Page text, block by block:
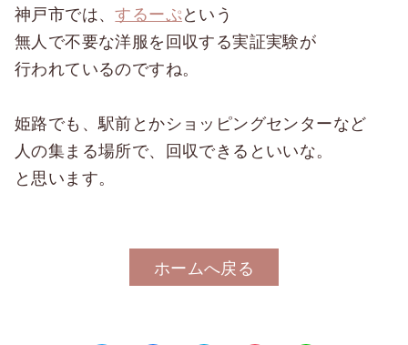
神戸市では、するーぷという
無人で不要な洋服を回収する実証実験が
行われているのですね。
姫路でも、駅前とかショッピングセンターなど
人の集まる場所で、回収できるといいな。
と思います。
ホームへ戻る